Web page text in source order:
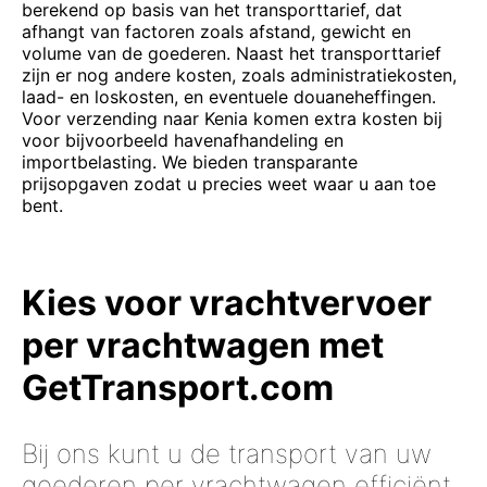
berekend op basis van het transporttarief, dat
afhangt van factoren zoals afstand, gewicht en
volume van de goederen. Naast het transporttarief
zijn er nog andere kosten, zoals administratiekosten,
laad- en loskosten, en eventuele douaneheffingen.
Voor verzending naar Kenia komen extra kosten bij
voor bijvoorbeeld havenafhandeling en
importbelasting. We bieden transparante
prijsopgaven zodat u precies weet waar u aan toe
bent.
Kies voor vrachtvervoer
per vrachtwagen met
GetTransport.com
Bij ons kunt u de transport van uw